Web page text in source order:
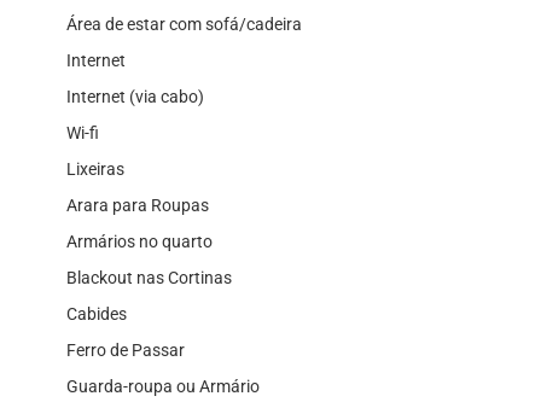
Área de estar com sofá/cadeira
Internet
Internet (via cabo)
Wi-fi
Lixeiras
Arara para Roupas
Armários no quarto
Blackout nas Cortinas
Cabides
Ferro de Passar
Guarda-roupa ou Armário